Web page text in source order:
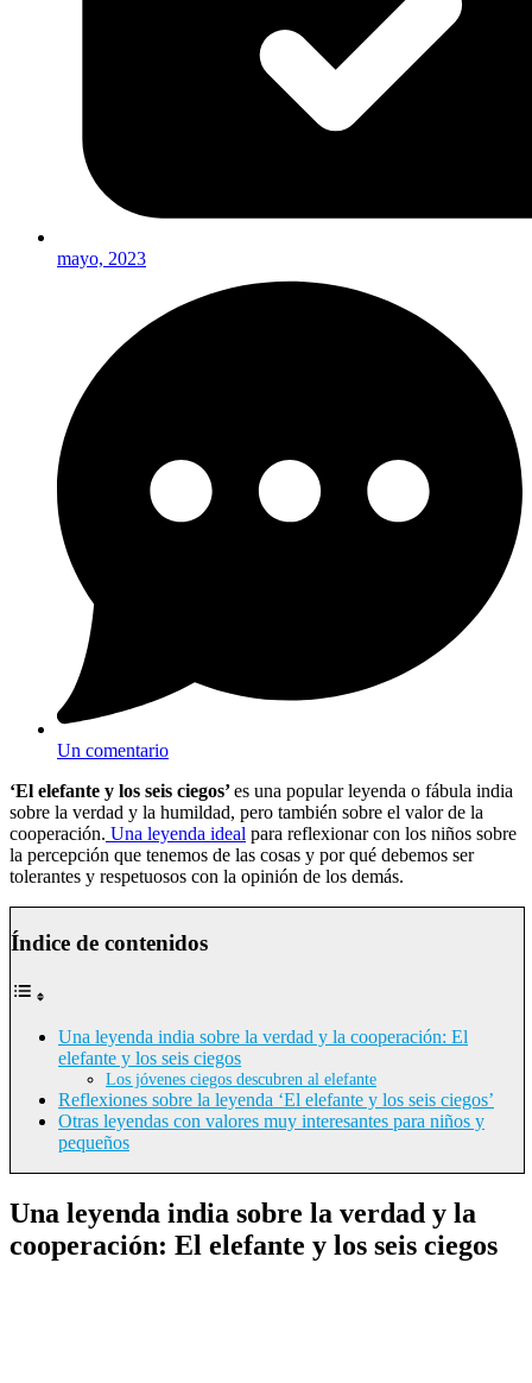
mayo, 2023
Un comentario
‘El elefante y los seis ciegos’es una popular leyenda o fábula india
sobre la verdad y la humildad, pero también sobre el valor de la
cooperación. Una leyenda ideal para reflexionar con los niños sobre
la percepción que tenemos de las cosas y por qué debemos ser
tolerantes y respetuosos con la opinión de los demás.
Índice de contenidos
Una leyenda india sobre la verdad y la cooperación: El
elefante y los seis ciegos
Los jóvenes ciegos descubren al elefante
Reflexiones sobre la leyenda ‘El elefante y los seis ciegos’
Otras leyendas con valores muy interesantes para niños y
pequeños
Una leyenda india sobre la verdad y la
cooperación: El elefante y los seis ciegos